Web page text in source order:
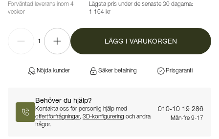
Förväntad leverans inom 4
veckor
Lägsta pris under de senaste 30 dagarna:
1 164 kr
1 LÄGG I VARUKORGEN
Nöjda kunder Säker betalning Prisgaranti
Behöver du hjälp?
Kontakta oss för personlig hjälp med
offertförfrågningar, 3D-konfigurering och andra
frågor.
010-10 19 286
Mån-fre 9-17